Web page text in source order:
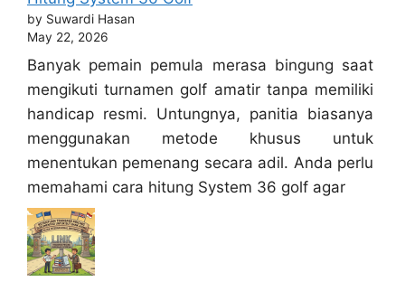
by Suwardi Hasan
May 22, 2026
Banyak pemain pemula merasa bingung saat
mengikuti turnamen golf amatir tanpa memiliki
handicap resmi. Untungnya, panitia biasanya
menggunakan metode khusus untuk
menentukan pemenang secara adil. Anda perlu
memahami cara hitung System 36 golf agar